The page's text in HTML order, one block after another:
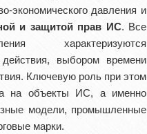
экономического давления и
и защитой прав ИС. Все
характеризуются
выбором времени
Ключевую роль при этом
на объекты ИС, а именно
модели, промышленные
марки.